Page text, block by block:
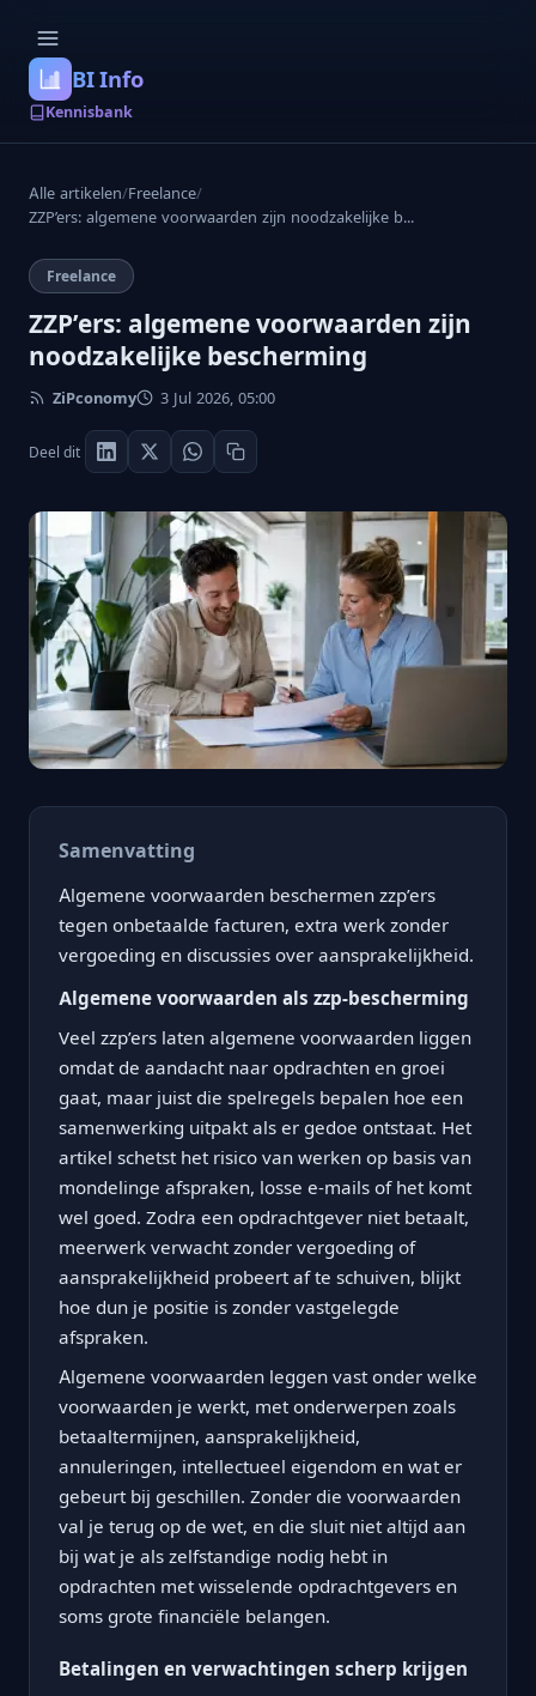
BI Info
Kennisbank
Alle artikelen/Freelance/
ZZP’ers: algemene voorwaarden zijn noodzakelijke b...
Freelance
ZZP’ers: algemene voorwaarden zijn
noodzakelijke bescherming
ZiPconomy 3 Jul 2026, 05:00
Deel dit
Samenvatting
Algemene voorwaarden beschermen zzp’ers
tegen onbetaalde facturen, extra werk zonder
vergoeding en discussies over aansprakelijkheid.
Algemene voorwaarden als zzp-bescherming
Veel zzp’ers laten algemene voorwaarden liggen
omdat de aandacht naar opdrachten en groei
gaat, maar juist die spelregels bepalen hoe een
samenwerking uitpakt als er gedoe ontstaat. Het
artikel schetst het risico van werken op basis van
mondelinge afspraken, losse e-mails of het komt
wel goed. Zodra een opdrachtgever niet betaalt,
meerwerk verwacht zonder vergoeding of
aansprakelijkheid probeert af te schuiven, blijkt
hoe dun je positie is zonder vastgelegde
afspraken.
Algemene voorwaarden leggen vast onder welke
voorwaarden je werkt, met onderwerpen zoals
betaaltermijnen, aansprakelijkheid,
annuleringen, intellectueel eigendom en wat er
gebeurt bij geschillen. Zonder die voorwaarden
val je terug op de wet, en die sluit niet altijd aan
bij wat je als zelfstandige nodig hebt in
opdrachten met wisselende opdrachtgevers en
soms grote financiële belangen.
Betalingen en verwachtingen scherp krijgen